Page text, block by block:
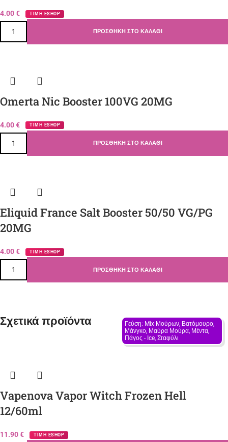
4.00€ ΤΙΜΗ ESHOP
ΠΡΟΣΘΉΚΗ ΣΤΟ ΚΑΛΆΘΙ
Omerta Nic Booster 100VG 20MG
4.00€ ΤΙΜΗ ESHOP
ΠΡΟΣΘΉΚΗ ΣΤΟ ΚΑΛΆΘΙ
Eliquid France Salt Booster 50/50 VG/PG
20MG
4.00€ ΤΙΜΗ ESHOP
ΠΡΟΣΘΉΚΗ ΣΤΟ ΚΑΛΆΘΙ
Σχετικά προϊόντα
Γεύση: Mix Μούρων, Βατόμουρο,
Μάνγκο, Μαύρα Μούρα, Μέντα,
Πάγος - Ιce, Σταφύλι
Vapenova Vapor Witch Frozen Hell
12/60ml
11.90€ ΤΙΜΗ ESHOP